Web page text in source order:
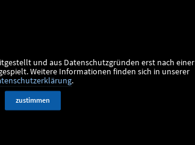
und aus Datenschutzgründen erst nach einer
Weitere Informationen finden sich in unserer
.
zustimmen